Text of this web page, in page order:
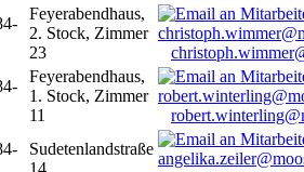
Feyerabendhaus,
2. Stock, Zimmer
23
Feyerabendhaus,
1. Stock, Zimmer
11
Sudetenlandstraße
14